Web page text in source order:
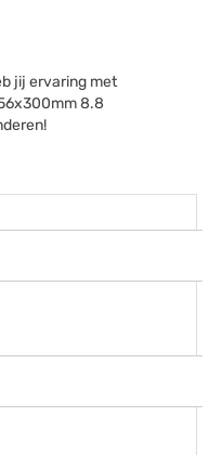
jij ervaring met
8.8